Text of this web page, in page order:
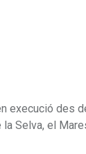
execució des
Selva, el